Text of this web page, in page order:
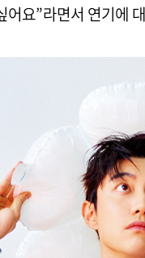
요”라면서 연기에